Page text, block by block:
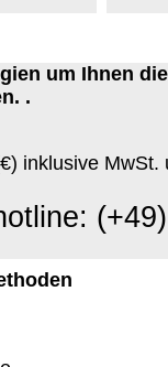
um Ihnen
.
inklusive MwSt.